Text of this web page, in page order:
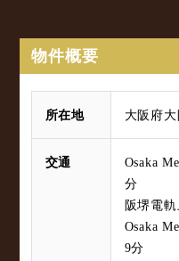
物件概要
所在地 大阪府
交通
Osaka
分
阪堺電
Osaka
9分